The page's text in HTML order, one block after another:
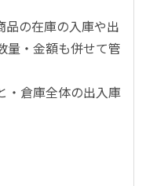
品の在庫の入庫や出
量・金額も併せて管
・倉庫全体の出入庫